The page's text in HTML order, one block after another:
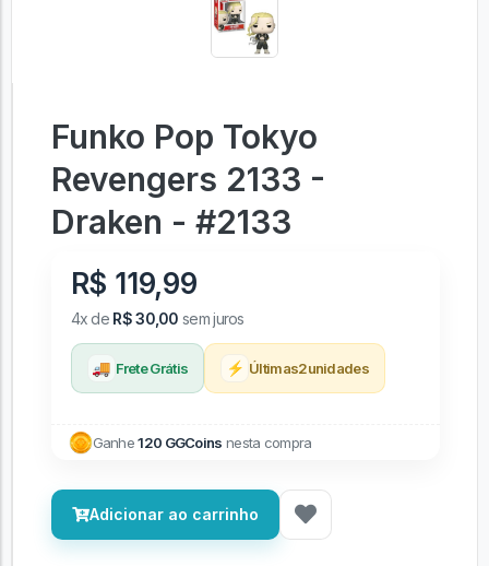
Funko Pop Tokyo
Revengers 2133 -
Draken - #2133
R$ 119,99
4x de R$ 30,00 sem juros
🚚 Frete Grátis ⚡ Últimas2unidades
Ganhe120 GGCoins nesta compra
Adicionar ao carrinho